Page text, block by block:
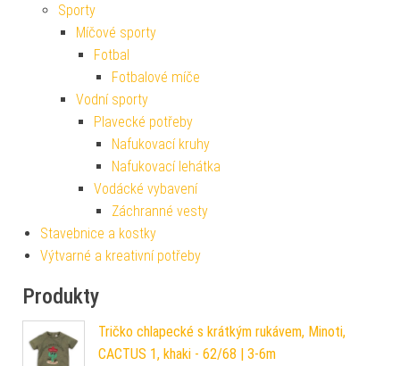
Sporty
Míčové sporty
Fotbal
Fotbalové míče
Vodní sporty
Plavecké potřeby
Nafukovací kruhy
Nafukovací lehátka
Vodácké vybavení
Záchranné vesty
Stavebnice a kostky
Výtvarné a kreativní potřeby
Produkty
Tričko chlapecké s krátkým rukávem, Minoti,
CACTUS 1, khaki - 62/68 | 3-6m